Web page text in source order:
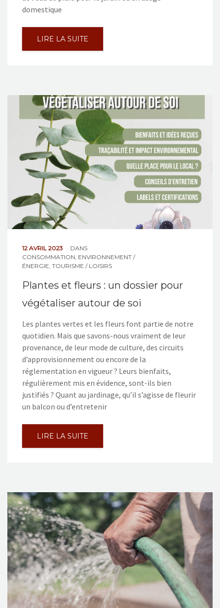
domestique
LIRE LA SUITE
12 AVRIL 2023
DANS
CONSOMMATION, ENVIRONNEMENT /
ÉNERGIE, TOURISME / LOISIRS
Plantes et fleurs : un dossier pour
végétaliser autour de soi
Les plantes vertes et les fleurs font partie de notre
quotidien. Mais que savons-nous vraiment de leur
provenance, de leur mode de culture, des circuits
d’approvisionnement ou encore de la
réglementation en vigueur ? Leurs bienfaits,
régulièrement mis en évidence, sont-ils bien
justifiés ? Quant au jardinage, qu’il s’agisse de fleurir
un balcon ou d’entretenir
LIRE LA SUITE